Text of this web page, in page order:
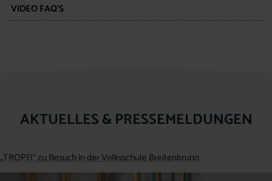
VIDEO FAQ’S
AKTUELLES & PRESSEMELDUNGEN
„TROPFI“ zu Besuch in der Volksschule Breitenbrunn